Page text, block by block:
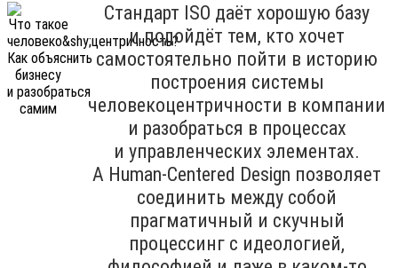
Стандарт ISO даёт хорошую базу
и подойдёт тем, кто хочет
самостоятельно пойти в историю
построения системы
человекоцентричности в компании
и разобраться в процессах
и управленческих элементах.
А Human-Centered Design позволяет
соединить между собой
прагматичный и скучный
процессинг с идеологией,